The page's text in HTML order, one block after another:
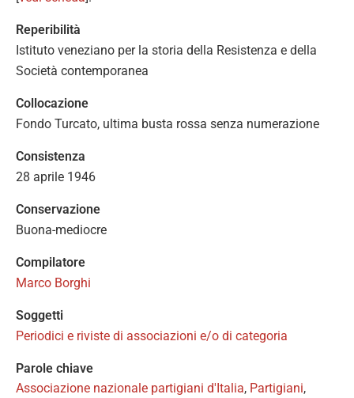
Reperibilità
Istituto veneziano per la storia della Resistenza e della
Società contemporanea
Collocazione
Fondo Turcato, ultima busta rossa senza numerazione
Consistenza
28 aprile 1946
Conservazione
Buona-mediocre
Compilatore
Marco Borghi
Soggetti
Periodici e riviste di associazioni e/o di categoria
Parole chiave
Associazione nazionale partigiani d'Italia, Partigiani,